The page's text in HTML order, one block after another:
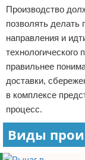
Производство
позволять делать
направления и
технологического
правильнее
доставки,
в комплексе
процесс.
Виды